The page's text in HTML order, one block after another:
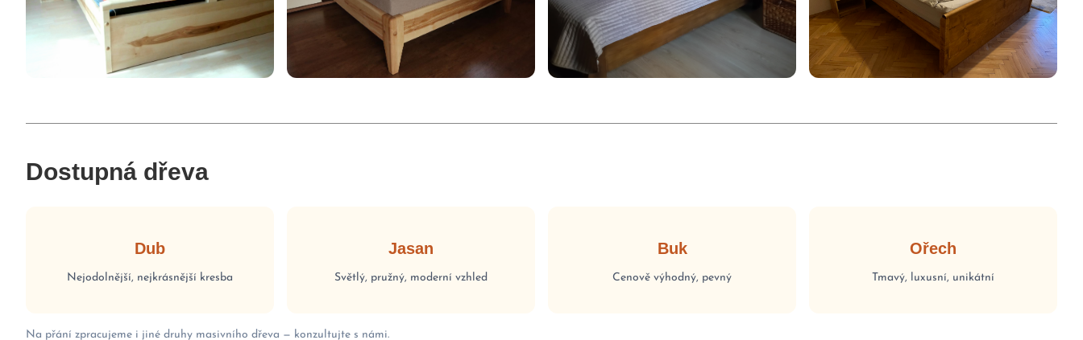
Dostupná dřeva
Dub
Nejodolnější, nejkrásnější kresba
Jasan
Světlý, pružný, moderní vzhled
Buk
Cenově výhodný, pevný
Ořech
Tmavý, luxusní, unikátní
Na přání zpracujeme i jiné druhy masivního dřeva — konzultujte s námi.